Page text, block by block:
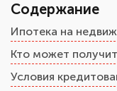
Содержание
Ипотека на
Кто может
Условия